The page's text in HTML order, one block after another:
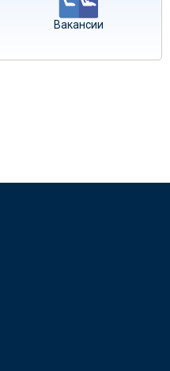
Вакансии